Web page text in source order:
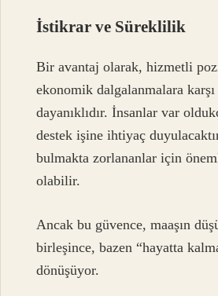
İstikrar ve Süreklilik
Bir avantaj olarak, hizmetli
ekonomik dalgalanmalara karşı
dayanıklıdır. İnsanlar var
destek işine ihtiyaç
bulmakta zorlananlar için
olabilir.
Ancak bu güvence, maaşın
birleşince, bazen “hayatta
dönüşüyor.